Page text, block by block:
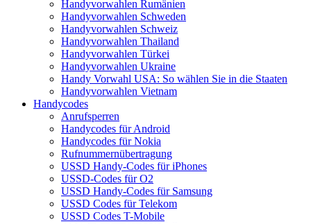
Handyvorwahlen Rumänien
Handyvorwahlen Schweden
Handyvorwahlen Schweiz
Handyvorwahlen Thailand
Handyvorwahlen Türkei
Handyvorwahlen Ukraine
Handy Vorwahl USA: So wählen Sie in die Staaten
Handyvorwahlen Vietnam
Handycodes
Anrufsperren
Handycodes für Android
Handycodes für Nokia
Rufnummernübertragung
USSD Handy-Codes für iPhones
USSD-Codes für O2
USSD Handy-Codes für Samsung
USSD Codes für Telekom
USSD Codes T-Mobile